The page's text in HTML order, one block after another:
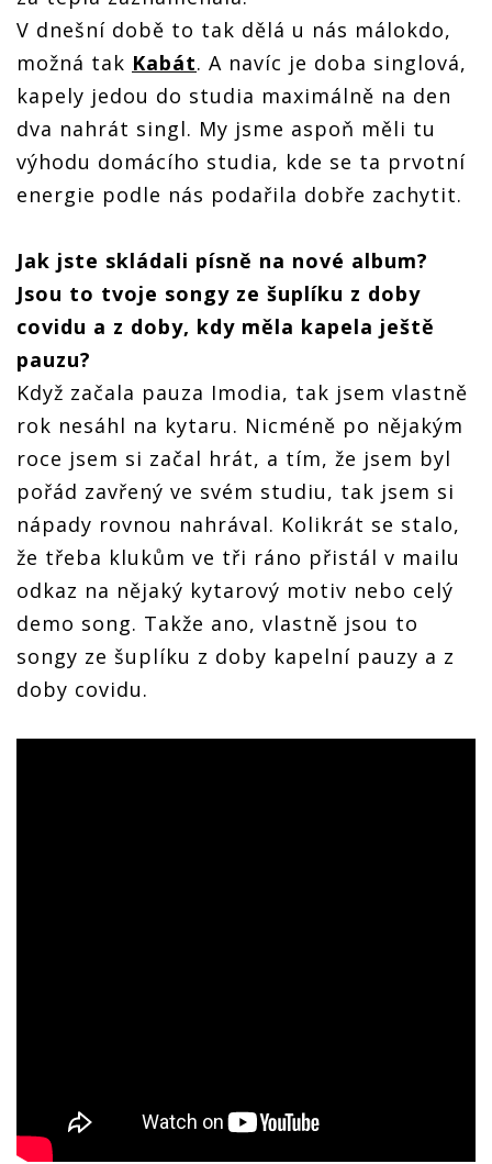
V dnešní době to tak dělá u nás málokdo,
možná tak Kabát. A navíc je doba singlová,
kapely jedou do studia maximálně na den
dva nahrát singl. My jsme aspoň měli tu
výhodu domácího studia, kde se ta prvotní
energie podle nás podařila dobře zachytit.
Jak jste skládali písně na nové album?
Jsou to tvoje songy ze šuplíku z doby
covidu a z doby, kdy měla kapela ještě
pauzu?
Když začala pauza Imodia, tak jsem vlastně
rok nesáhl na kytaru. Nicméně po nějakým
roce jsem si začal hrát, a tím, že jsem byl
pořád zavřený ve svém studiu, tak jsem si
nápady rovnou nahrával. Kolikrát se stalo,
že třeba klukům ve tři ráno přistál v mailu
odkaz na nějaký kytarový motiv nebo celý
demo song. Takže ano, vlastně jsou to
songy ze šuplíku z doby kapelní pauzy a z
doby covidu.